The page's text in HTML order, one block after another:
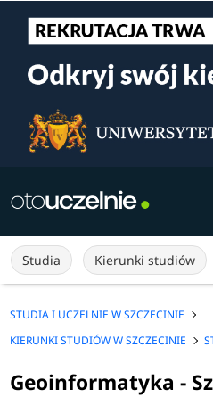
Studia Kierunki studiów
STUDIA I UCZELNIE W SZCZECINIE
KIERUNKI STUDIÓW W SZCZECINIE
Geoinformatyka -